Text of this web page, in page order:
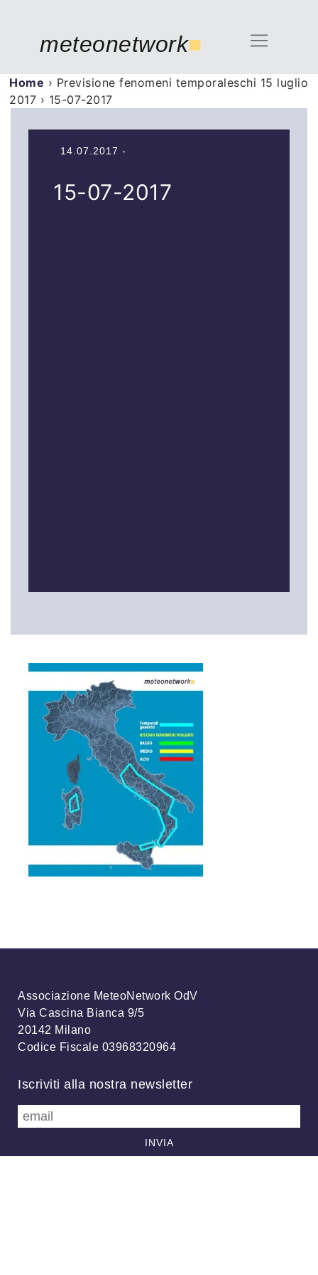
meteonetwork■
Home › Previsione fenomeni temporaleschi 15 luglio
2017 › 15-07-2017
14.07.2017 -
15-07-2017
Associazione MeteoNetwork OdV
Via Cascina Bianca 9/5
20142 Milano
Codice Fiscale 03968320964
Iscriviti alla nostra newsletter